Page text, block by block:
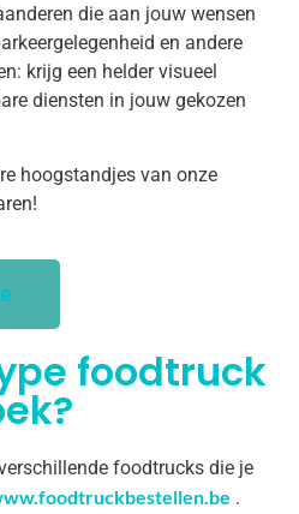
die aan jouw wensen
en andere
krijg een helder visueel
diensten in jouw gekozen
hoogstandjes van onze
foodtruck
foodtrucks die je
.